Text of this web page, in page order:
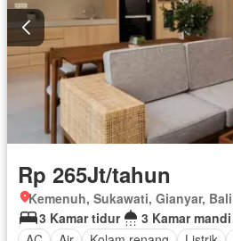
Rp 265Jt/tahun
Kemenuh, Sukawati, Gianyar, Bali
3 Kamar tidur
3 Kamar mandi